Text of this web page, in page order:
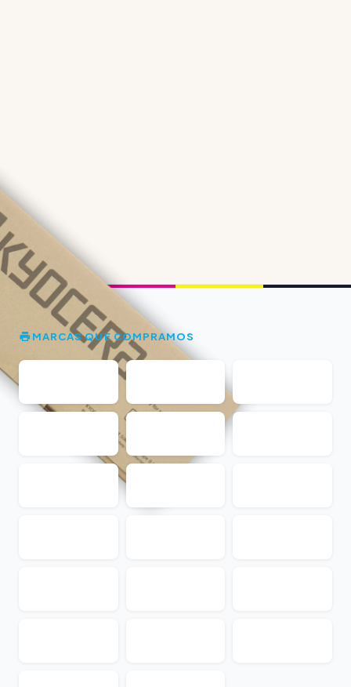
MARCAS QUE COMPRAMOS